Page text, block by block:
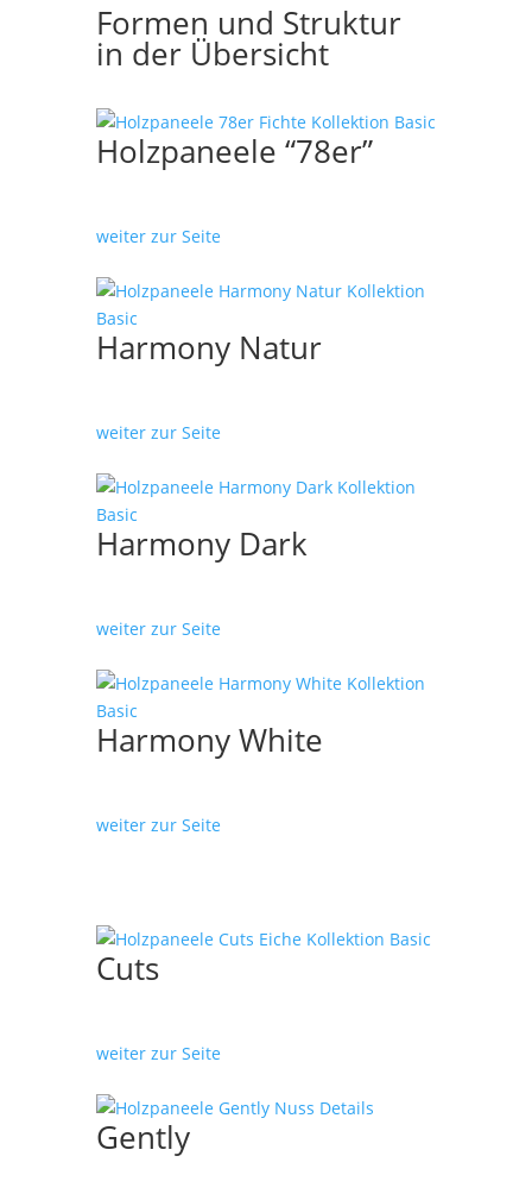
Formen und Struktur
in der Übersicht
Holzpaneele “78er”
weiter zur Seite
Harmony Natur
weiter zur Seite
Harmony Dark
weiter zur Seite
Harmony White
weiter zur Seite
Cuts
weiter zur Seite
Gently